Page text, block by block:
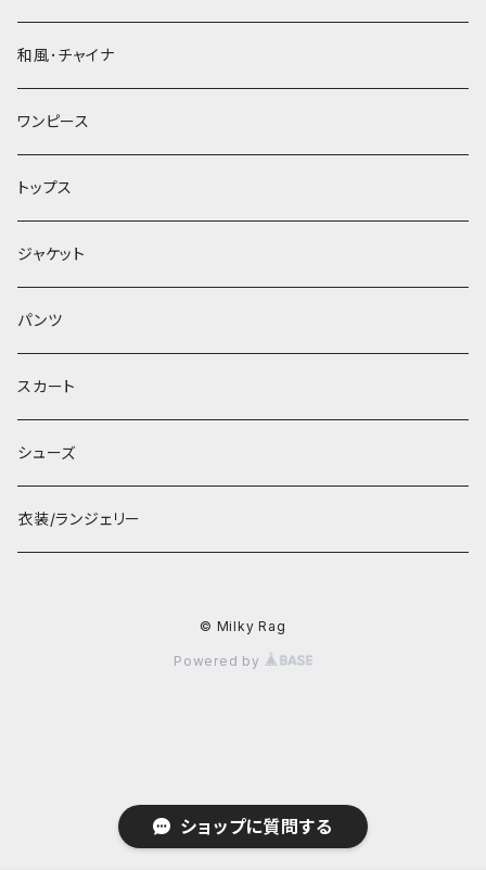
ショップに質問する
和風･チャイナ
ワンピース
トップス
ジャケット
パンツ
スカート
シューズ
衣装/ランジェリー
© Milky Rag
Powered by